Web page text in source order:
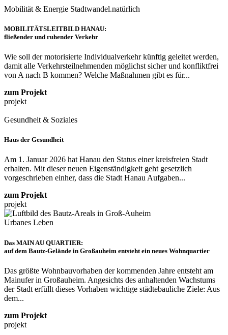
Mobilität & Energie Stadtwandel.natürlich
MOBILITÄTSLEITBILD HANAU:
fließender und ruhender Verkehr
Wie soll der motorisierte Individualverkehr künftig geleitet werden,
damit alle Verkehrsteilnehmenden möglichst sicher und konfliktfrei
von A nach B kommen? Welche Maßnahmen gibt es für...
zum Projekt
projekt
Gesundheit & Soziales
Haus der Gesundheit
Am 1. Januar 2026 hat Hanau den Status einer kreisfreien Stadt
erhalten. Mit dieser neuen Eigenständigkeit geht gesetzlich
vorgeschrieben einher, dass die Stadt Hanau Aufgaben...
zum Projekt
projekt
Urbanes Leben
Das MAIN AU QUARTIER:
auf dem Bautz-Gelände in Großauheim entsteht ein neues Wohnquartier
Das größte Wohnbauvorhaben der kommenden Jahre entsteht am
Mainufer in Großauheim. Angesichts des anhaltenden Wachstums
der Stadt erfüllt dieses Vorhaben wichtige städtebauliche Ziele: Aus
dem...
zum Projekt
projekt